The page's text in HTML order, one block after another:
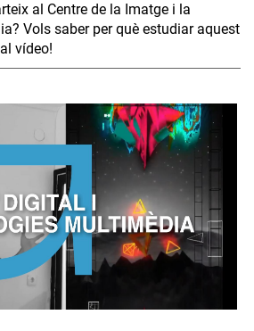
al Centre de la Imatge i la
Vols saber per què estudiar aquest
vídeo!